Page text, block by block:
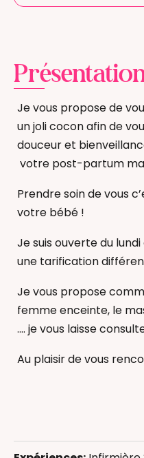
Je vous propose de
un joli cocon afin de
douceur et
votre post-partum
Prendre soin de vous
votre bébé !
Je suis ouverte du
une tarification
Je vous propose
femme enceinte, le
…. je vous laisse
Au plaisir de vous
Allaitement